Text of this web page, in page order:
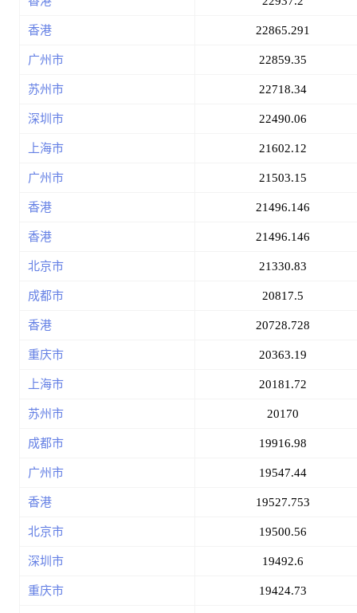
香港 22865.291
广州市 22859.35
苏州市 22718.34
深圳市 22490.06
上海市 21602.12
广州市 21503.15
香港 21496.146
香港 21496.146
北京市 21330.83
成都市 20817.5
香港 20728.728
重庆市 20363.19
上海市 20181.72
苏州市 20170
成都市 19916.98
广州市 19547.44
香港 19527.753
北京市 19500.56
深圳市 19492.6
重庆市 19424.73